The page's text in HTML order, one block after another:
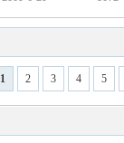
1 2 3 4 5